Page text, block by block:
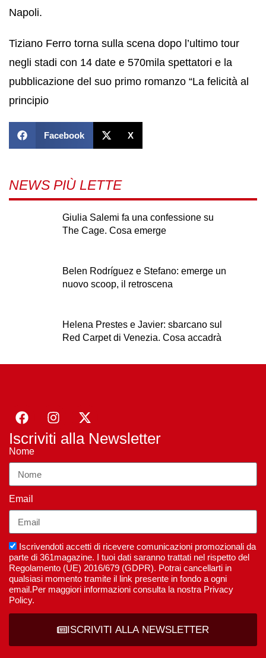
Napoli.
Tiziano Ferro torna sulla scena dopo l’ultimo tour
negli stadi con 14 date e 570mila spettatori e la
pubblicazione del suo primo romanzo “La felicità al
principio
Facebook X
NEWS PIÙ LETTE
Giulia Salemi fa una confessione su
The Cage. Cosa emerge
Belen Rodríguez e Stefano: emerge un
nuovo scoop, il retroscena
Helena Prestes e Javier: sbarcano sul
Red Carpet di Venezia. Cosa accadrà
Iscriviti alla Newsletter
Nome
Email
Iscrivendoti accetti di ricevere comunicazioni promozionali da
parte di 361magazine. I tuoi dati saranno trattati nel rispetto del
Regolamento (UE) 2016/679 (GDPR). Potrai cancellarti in
qualsiasi momento tramite il link presente in fondo a ogni
email.Per maggiori informazioni consulta la nostra Privacy
Policy.
ISCRIVITI ALLA NEWSLETTER